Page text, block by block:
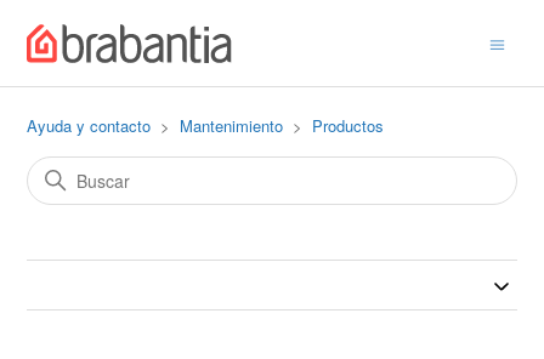
Ayuda y contacto Mantenimiento Productos